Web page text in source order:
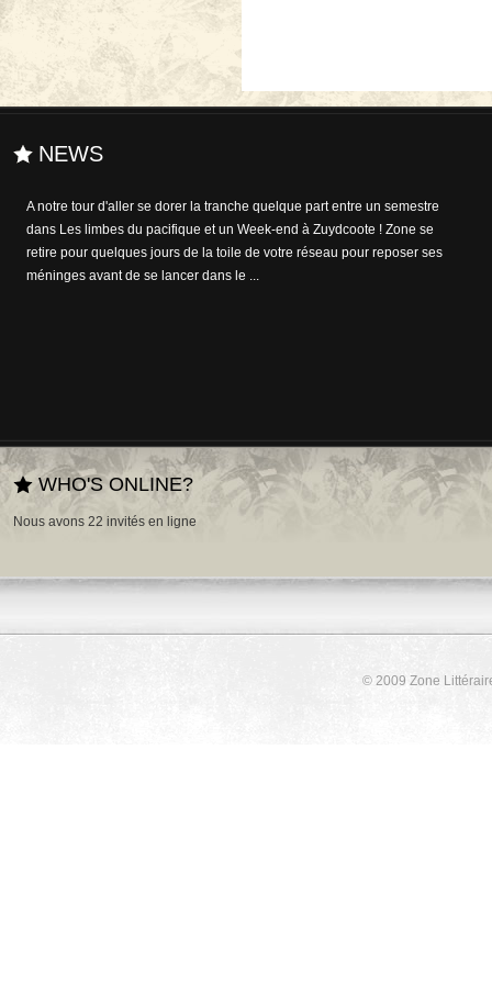
NEWS
Si des essais dans le domaine de l'édition interactive ont déjà été
tentées de l'autre côté de l'Atlantique, elles sont moins courantes dans
l'Hexagone. Alexandre Jardin franchit le pas en annonçant que, du 27
octobre prochain jusqu'en mai 2...
WHO'S ONLINE?
Nous avons 22 invités en ligne
© 2009 Zone